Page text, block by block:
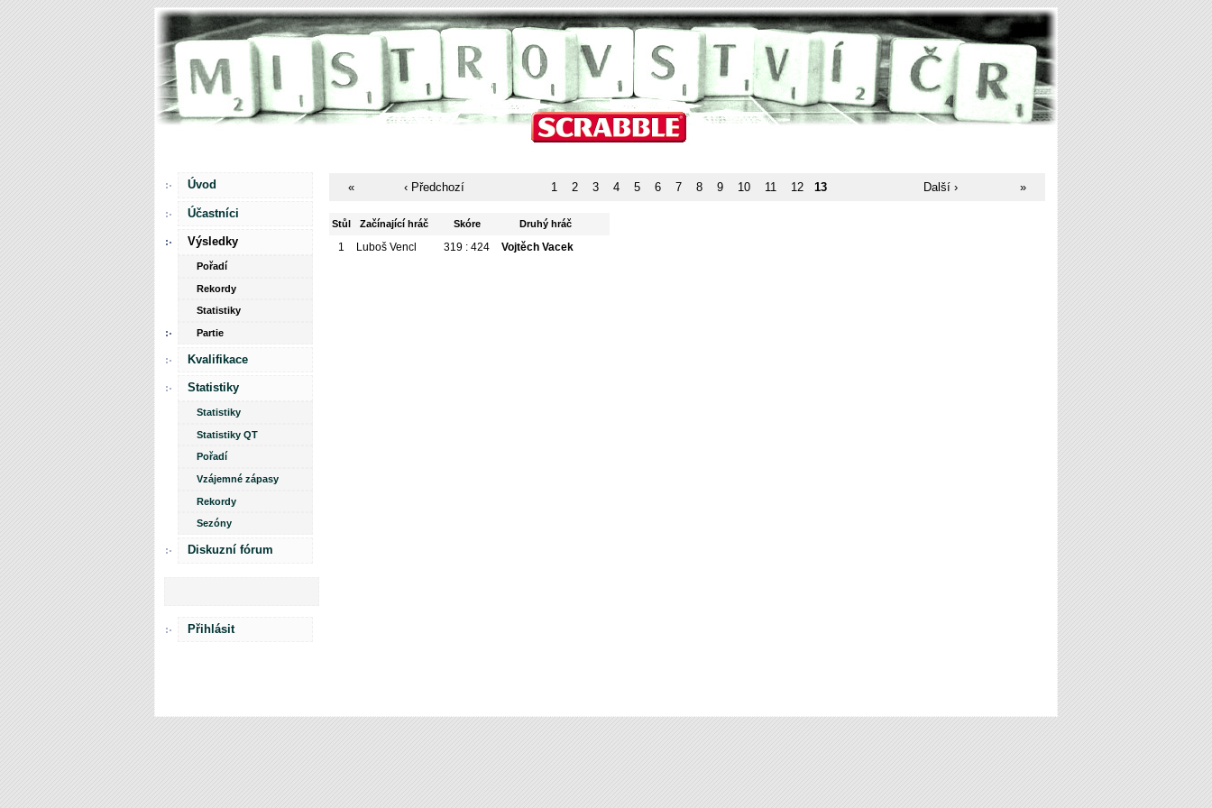
Úvod
Účastníci
Výsledky
Pořadí
Rekordy
Statistiky
Partie
Kvalifikace
Statistiky
Statistiky
Statistiky QT
Pořadí
Vzájemné zápasy
Rekordy
Sezóny
Diskuzní fórum
Přihlásit
« ‹ Předchozí 1 2 3 4 5 6 7 8 9 10 11 12 13 Další › »
Stůl Začínající hráč Skóre Druhý hráč
1 Luboš Vencl 319 : 424 Vojtěch Vacek